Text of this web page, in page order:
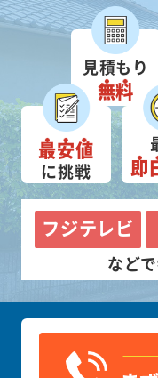
見積もり
無料
最安値
に挑戦 即
フジテレビ
など